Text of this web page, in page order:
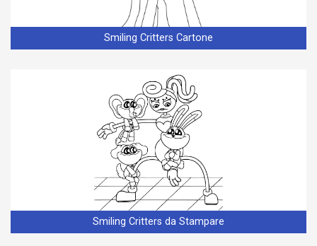
Smiling Critters Cartone
Smiling Critters da Stampare